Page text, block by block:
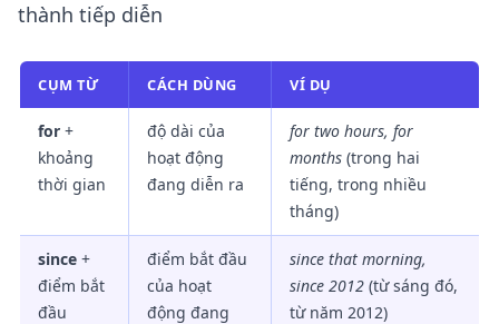
thành tiếp diễn
CỤM TỪ CÁCH DÙNG VÍ DỤ
for +
khoảng
thời gian
độ dài của
hoạt động
đang diễn ra
for two hours, for
months (trong hai
tiếng, trong nhiều
tháng)
since +
điểm bắt
đầu
điểm bắt đầu
của hoạt
động đang
since that morning,
since 2012 (từ sáng đó,
từ năm 2012)